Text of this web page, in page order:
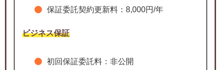
保証委託契約更新料：8,000円/年
ビジネス保証
初回保証委託料：非公開